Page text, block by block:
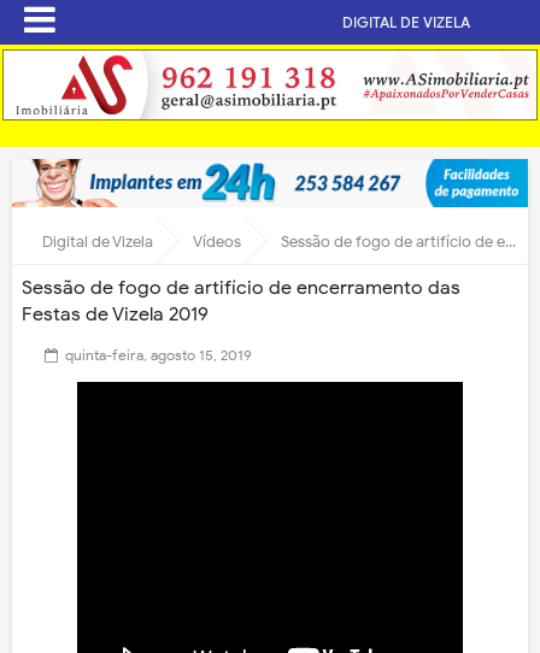
DIGITAL DE VIZELA
Digital de Vizela Vídeos Sessão de fogo de artifício de encerramento das Festas de Vizela 2019
Sessão de fogo de artifício de encerramento das
Festas de Vizela 2019
quinta-feira, agosto 15, 2019